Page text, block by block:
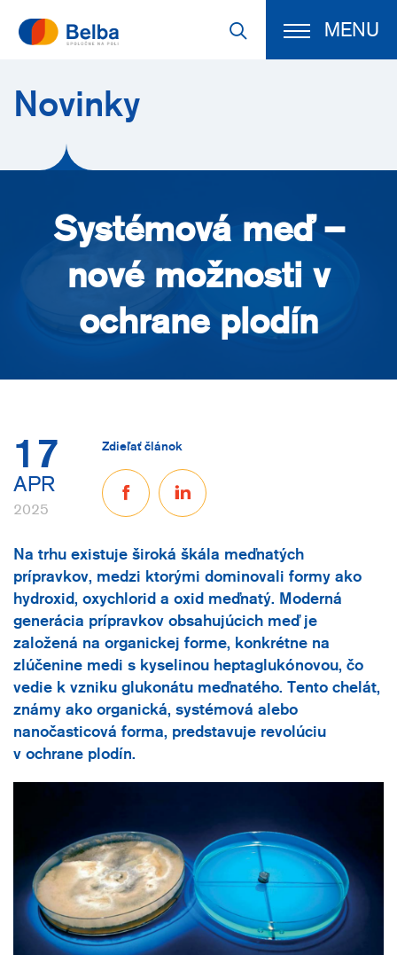
MENU
Novinky
Systémová meď –
nové možnosti v
ochrane plodín
17
APR
2025
Zdieľať článok
Na trhu existuje široká škála meďnatých
prípravkov, medzi ktorými dominovali formy ako
hydroxid, oxychlorid a oxid meďnatý. Moderná
generácia prípravkov obsahujúcich meď je
založená na organickej forme, konkrétne na
zlúčenine medi s kyselinou heptaglukónovou, čo
vedie k vzniku glukonátu meďnatého. Tento chelát,
známy ako organická, systémová alebo
nanočasticová forma, predstavuje revolúciu
v ochrane plodín.